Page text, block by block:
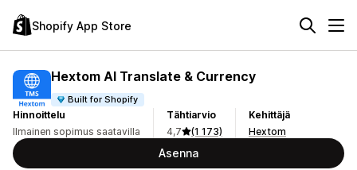
Shopify App Store
Hextom AI Translate & Currency
Built for Shopify
Hinnoittelu
Ilmainen sopimus saatavilla
Tähtiarvio
4,7
(1 173)
Kehittäjä
Hextom
Asenna